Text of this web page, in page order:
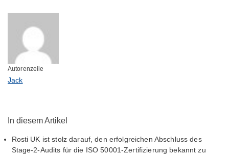
Autorenzeile
Jack
In diesem Artikel
Rosti UK ist stolz darauf, den erfolgreichen Abschluss des
Stage-2-Audits für die ISO 50001-Zertifizierung bekannt zu